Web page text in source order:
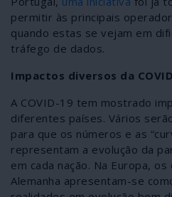
permitir às principais
quando estas se vejam em
tráfego de dados.
Impactos diversos da
A COVID-19 tem mostrado
diferentes países. Vários
para que os números e as
representam a evolução da
em cada nação. Na Europa,
Alemanha apresentam-se